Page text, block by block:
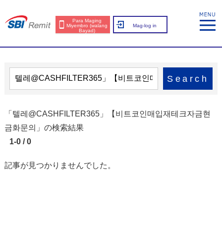
Para Maging
Miyembro (walang
Bayad)
Mag-log in
Search
「텔레@CASHFILTER365」【비트코인매입재테크자금현
금화문의」の検索結果
1-0 / 0
記事が見つかりませんでした。